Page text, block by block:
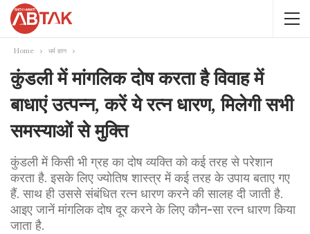
Home धर्म ज्ञान
कुंडली में मांगलिक दोष करता है विवाह में
बाधाएं उत्पन्न, करें ये रत्न धारण, मिलेगी सभी
समस्याओं से मुक्ति
कुंडली में किसी भी ग्रह का दोष व्यक्ति को कई तरह से परेशान
करता है. इसके लिए ज्योतिष शास्त्र में कई तरह के उपाय बताए गए
हैं. साथ ही उससे संबंधित रत्न धारण करने की सालह दी जाती है.
आइए जानें मांगलिक दोष दूर करने के लिए कौन-सा रत्न धारण किया
जाता है.